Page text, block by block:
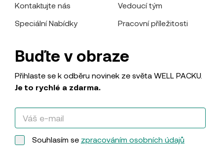
Kontaktujte nás
Speciální Nabídky
Vedoucí tým
Pracovní příležitosti
Buďte v obraze
Přihlaste se k odběru novinek ze světa WELL PACKU.
Je to rychlé a zdarma.
Souhlasím se zpracováním osobních údajů